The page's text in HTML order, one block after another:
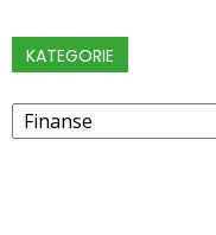
KATEGORIE
Kategorie